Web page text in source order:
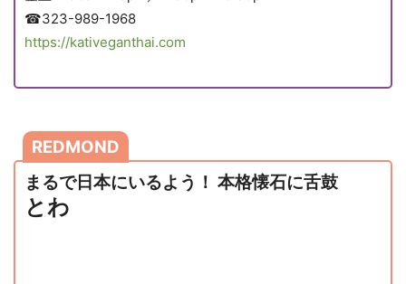
☎323-989-1968
https://kativeganthai.com
REDMOND
まるで日本にいるよう！ 本格懐石に舌鼓
とわ